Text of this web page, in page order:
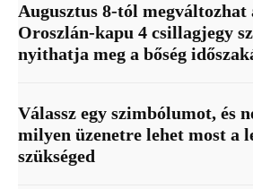
Augusztus 8-tól megváltozhat
Oroszlán-kapu 4 csillagjegy
nyithatja meg a bőség
Válassz egy szimbólumot, és
milyen üzenetre lehet most a
szükséged